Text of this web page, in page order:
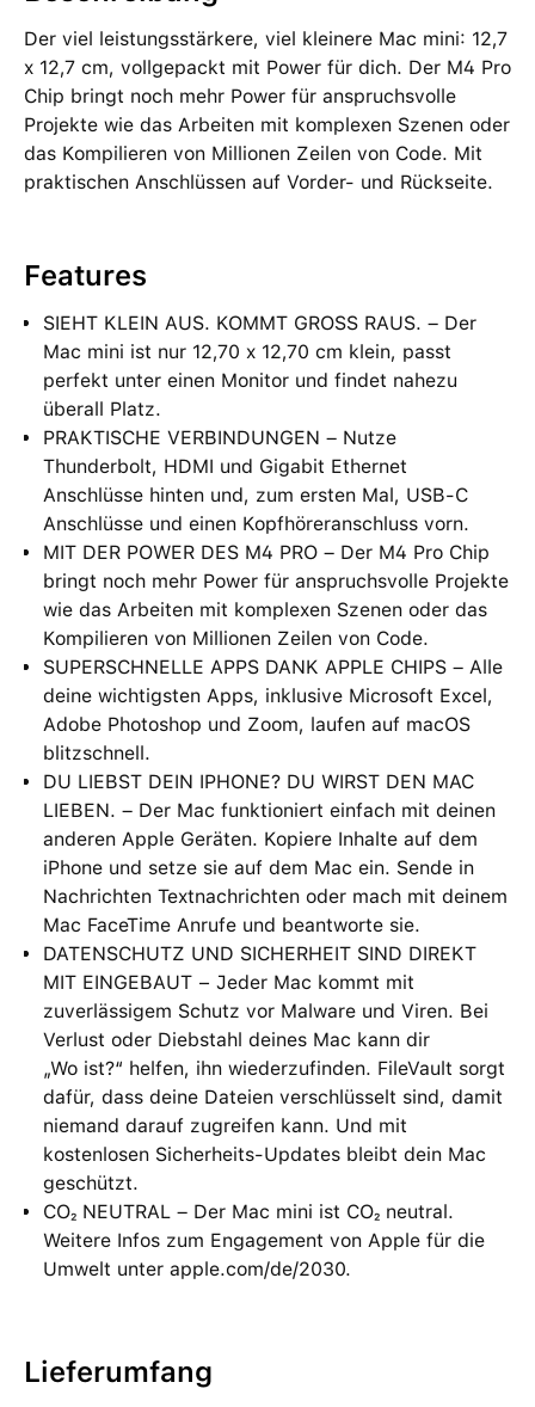
Der viel leistungsstärkere, viel kleinere Mac mini: 12,7
x 12,7 cm, vollgepackt mit Power für dich. Der M4 Pro
Chip bringt noch mehr Power für anspruchsvolle
Projekte wie das Arbeiten mit komplexen Szenen oder
das Kompilieren von Millionen Zeilen von Code. Mit
praktischen Anschlüssen auf Vorder- und Rückseite.
Features
SIEHT KLEIN AUS. KOMMT GROSS RAUS. – Der
Mac mini ist nur 12,70 x 12,70 cm klein, passt
perfekt unter einen Monitor und findet nahezu
überall Platz.
PRAKTISCHE VERBINDUNGEN – Nutze
Thunderbolt, HDMI und Gigabit Ethernet
Anschlüsse hinten und, zum ersten Mal, USB‑C
Anschlüsse und einen Kopfhöreranschluss vorn.
MIT DER POWER DES M4 PRO – Der M4 Pro Chip
bringt noch mehr Power für anspruchsvolle Projekte
wie das Arbeiten mit komplexen Szenen oder das
Kompilieren von Millionen Zeilen von Code.
SUPERSCHNELLE APPS DANK APPLE CHIPS – Alle
deine wichtigsten Apps, inklusive Microsoft Excel,
Adobe Photoshop und Zoom, laufen auf macOS
blitzschnell.
DU LIEBST DEIN IPHONE? DU WIRST DEN MAC
LIEBEN. – Der Mac funktioniert einfach mit deinen
anderen Apple Geräten. Kopiere Inhalte auf dem
iPhone und setze sie auf dem Mac ein. Sende in
Nachrichten Textnachrichten oder mach mit deinem
Mac FaceTime Anrufe und beantworte sie.
DATENSCHUTZ UND SICHERHEIT SIND DIREKT
MIT EINGEBAUT − Jeder Mac kommt mit
zuverlässigem Schutz vor Malware und Viren. Bei
Verlust oder Diebstahl deines Mac kann dir
„Wo ist?“ helfen, ihn wiederzufinden. FileVault sorgt
dafür, dass deine Dateien verschlüsselt sind, damit
niemand darauf zugreifen kann. Und mit
kostenlosen Sicherheits-Updates bleibt dein Mac
geschützt.
CO₂ NEUTRAL – Der Mac mini ist CO₂ neutral.
Weitere Infos zum Engagement von Apple für die
Umwelt unter apple.com/de/2030.
Lieferumfang